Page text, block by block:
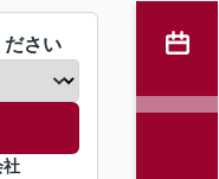
ださい
社